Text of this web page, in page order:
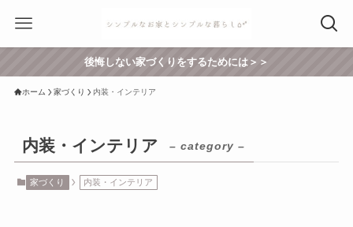
後悔しない家づくりをするためには＞＞
ホーム 家づくり 内装・インテリア
内装・インテリア – category –
家づくり 内装・インテリア